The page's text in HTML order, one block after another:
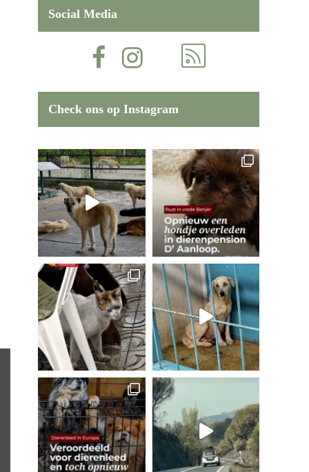
Social Media
Check ons op Instagram